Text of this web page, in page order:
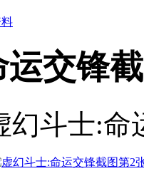
交锋
幻斗士:命